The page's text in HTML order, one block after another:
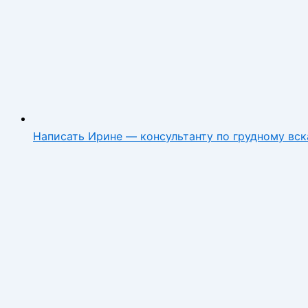
Написать Ирине — консультанту по грудному